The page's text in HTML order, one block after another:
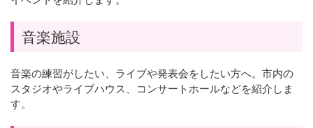
音楽施設
音楽の練習がしたい、ライブや発表会をしたい方へ。市内の
スタジオやライブハウス、コンサートホールなどを紹介しま
す。